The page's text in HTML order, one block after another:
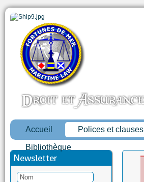
Accueil Polices et clauses
Bibliothèque
Newsletter